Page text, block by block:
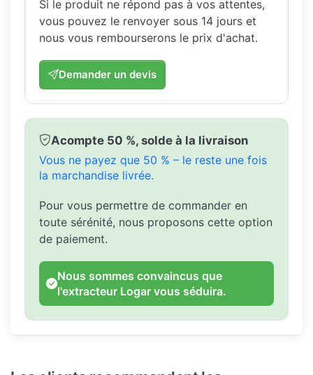
Si le produit ne répond pas à vos attentes,
vous pouvez le renvoyer sous 14 jours et
nous vous rembourserons le prix d'achat.
Demander un devis
Acompte 50 %, solde à la livraison
Vous ne payez que 50 % – le reste une fois
la marchandise livrée.
Pour vous permettre de commander en
toute sérénité, nous proposons cette option
de paiement.
Nous sommes convaincus que
l'extracteur Logar vous séduira.